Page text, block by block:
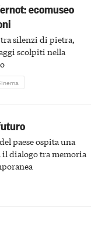
ecomuseo
silenzi di pietra,
scolpiti nella
paese ospita una
il dialogo tra memoria